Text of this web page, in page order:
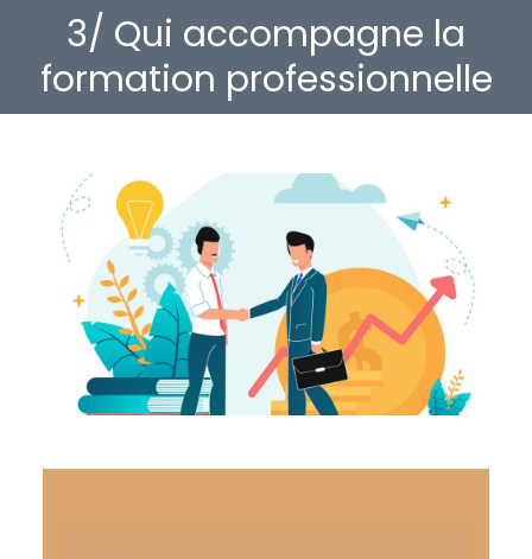
3/ Qui accompagne la
formation professionnelle
Vous êtes ici :